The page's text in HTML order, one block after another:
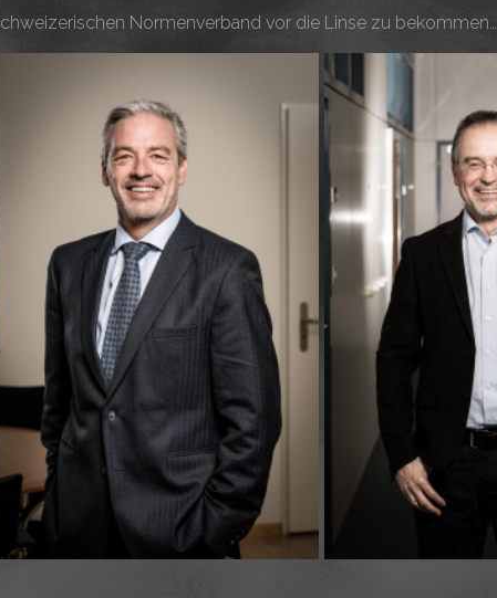
Normenverband vor die Linse zu bekommen…